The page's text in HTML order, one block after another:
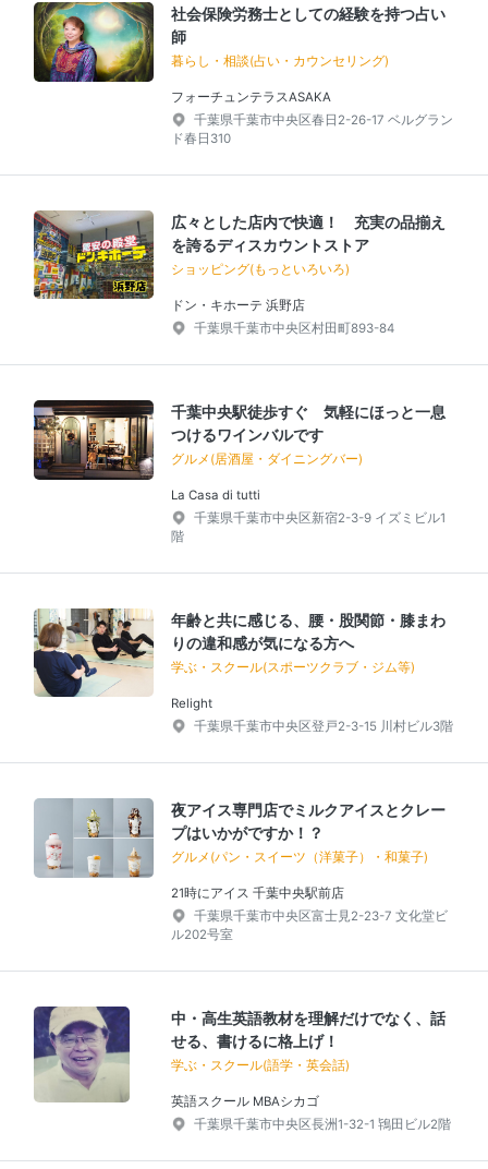
社会保険労務士としての経験を持つ占い
師
暮らし・相談(占い・カウンセリング)
フォーチュンテラスASAKA
千葉県千葉市中央区春日2-26-17 ベルグラン
ド春日310
広々とした店内で快適！ 充実の品揃え
を誇るディスカウントストア
ショッピング(もっといろいろ)
ドン・キホーテ 浜野店
千葉県千葉市中央区村田町893-84
千葉中央駅徒歩すぐ 気軽にほっと一息
つけるワインバルです
グルメ(居酒屋・ダイニングバー)
La Casa di tutti
千葉県千葉市中央区新宿2-3-9 イズミビル1
階
年齢と共に感じる、腰・股関節・膝まわ
りの違和感が気になる方へ
学ぶ・スクール(スポーツクラブ・ジム等)
Relight
千葉県千葉市中央区登戸2-3-15 川村ビル3階
夜アイス専門店でミルクアイスとクレー
プはいかがですか！？
グルメ(パン・スイーツ（洋菓子）・和菓子)
21時にアイス 千葉中央駅前店
千葉県千葉市中央区富士見2-23-7 文化堂ビ
ル202号室
中・高生英語教材を理解だけでなく、話
せる、書けるに格上げ！
学ぶ・スクール(語学・英会話)
英語スクール MBAシカゴ
千葉県千葉市中央区長洲1-32-1 鴇田ビル2階